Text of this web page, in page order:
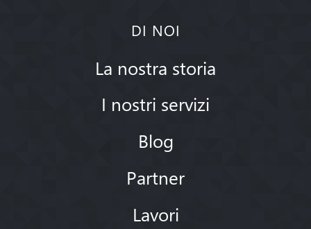
DI NOI
La nostra storia
I nostri servizi
Blog
Partner
Lavori